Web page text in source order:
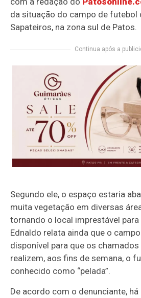
da situação do campo de futebol
Sapateiros, na zona sul de Patos.
Continua após a
Segundo ele, o espaço estaria
muita vegetação em diversas
tornando o local imprestável
Ednaldo relata ainda que o
disponível para que os chamados
realizem, aos fins de semana, o
conhecido como “pelada”.
De acordo com o denunciante,